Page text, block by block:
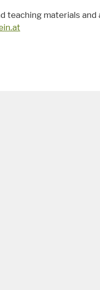
teaching materials and